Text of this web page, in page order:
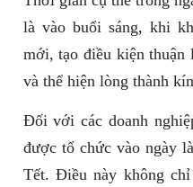
là vào buổi sáng, khi
mới, tạo điều kiện
và thể hiện lòng thành
Đối với các doanh
được tổ chức vào ngày
Tết. Điều này không